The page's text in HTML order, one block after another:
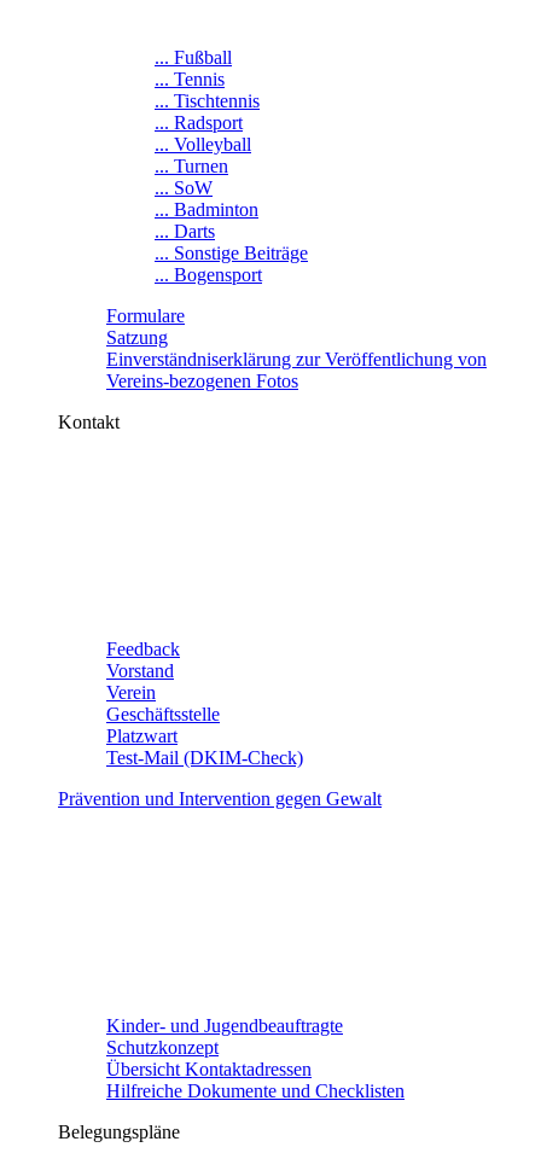
... Fußball
... Tennis
... Tischtennis
... Radsport
... Volleyball
... Turnen
... SoW
... Badminton
... Darts
... Sonstige Beiträge
... Bogensport
Formulare
Satzung
Einverständniserklärung zur Veröffentlichung von
Vereins-bezogenen Fotos
Kontakt
Feedback
Vorstand
Verein
Geschäftsstelle
Platzwart
Test-Mail (DKIM-Check)
Prävention und Intervention gegen Gewalt
Kinder- und Jugendbeauftragte
Schutzkonzept
Übersicht Kontaktadressen
Hilfreiche Dokumente und Checklisten
Belegungspläne